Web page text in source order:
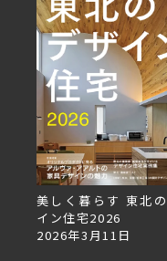
Replan宮城2026
2026年7月30日